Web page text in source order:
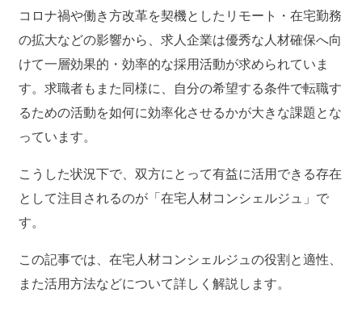
コロナ禍や働き方改革を契機としたリモート・在宅勤務
の拡大などの影響から、求人企業は優秀な人材確保へ向
けて一層効果的・効率的な採用活動が求められていま
す。求職者もまた同様に、自分の希望する条件で転職す
るための活動を如何に効率化させるかが大きな課題とな
っています。
こうした状況下で、双方にとって有益に活用できる存在
として注目されるのが「在宅人材コンシェルジュ」で
す。
この記事では、在宅人材コンシェルジュの役割と適性、
また活用方法などについて詳しく解説します。